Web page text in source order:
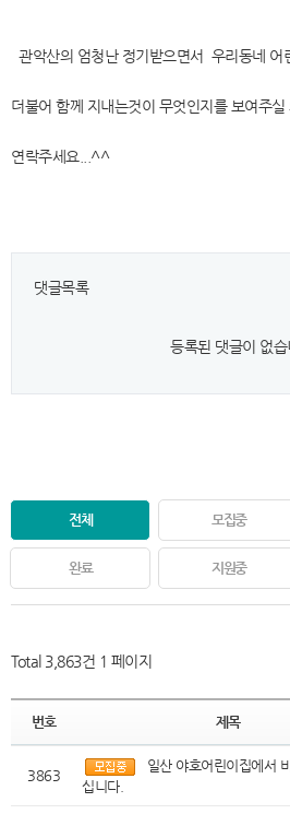
관악산의 엄청난 정기받으면서 우리동네 어
더불어 함께 지내는것이 무엇인지를 보여주
연락주세요...^^
댓글목록
등록된 댓글이 없습
전체 모집중
완료 지원중
Total 3,863건 1 페이지
번호 제목
3863
일산 야호어린이집에서
십니다.